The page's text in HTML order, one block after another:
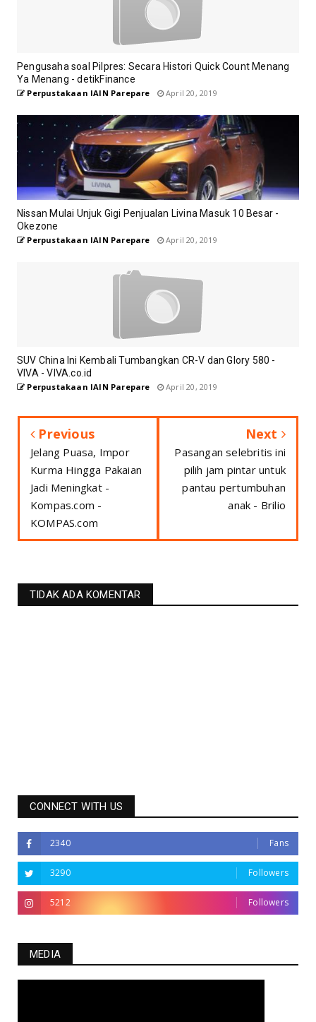
Pengusaha soal Pilpres: Secara Histori Quick Count Menang
Ya Menang - detikFinance
Perpustakaan IAIN Parepare April 20, 2019
Nissan Mulai Unjuk Gigi Penjualan Livina Masuk 10 Besar -
Okezone
Perpustakaan IAIN Parepare April 20, 2019
SUV China Ini Kembali Tumbangkan CR-V dan Glory 580 -
VIVA - VIVA.co.id
Perpustakaan IAIN Parepare April 20, 2019
Previous
Jelang Puasa, Impor
Kurma Hingga Pakaian
Jadi Meningkat -
Kompas.com -
KOMPAS.com
Next
Pasangan selebritis ini
pilih jam pintar untuk
pantau pertumbuhan
anak - Brilio
TIDAK ADA KOMENTAR
CONNECT WITH US
2340 Fans
3290 Followers
5212 Followers
MEDIA